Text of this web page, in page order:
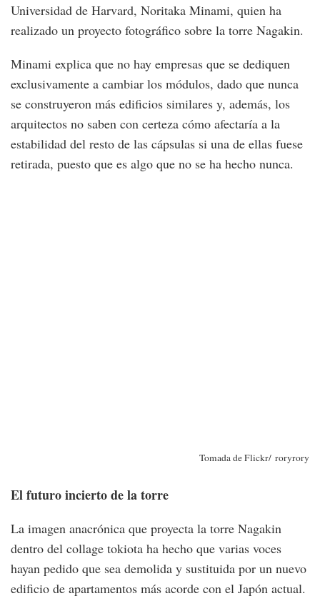
Universidad de Harvard, Noritaka Minami, quien ha
realizado un proyecto fotográfico sobre la torre Nagakin.
Minami explica que no hay empresas que se dediquen
exclusivamente a cambiar los módulos, dado que nunca
se construyeron más edificios similares y, además, los
arquitectos no saben con certeza cómo afectaría a la
estabilidad del resto de las cápsulas si una de ellas fuese
retirada, puesto que es algo que no se ha hecho nunca.
Tomada de Flickr/ roryrory
El futuro incierto de la torre
La imagen anacrónica que proyecta la torre Nagakin
dentro del collage tokiota ha hecho que varias voces
hayan pedido que sea demolida y sustituida por un nuevo
edificio de apartamentos más acorde con el Japón actual.